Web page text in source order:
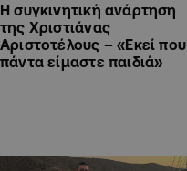
H συγκινητική ανάρτηση
της Χριστιάνας
Αριστοτέλους – «Εκεί που
πάντα είμαστε παιδιά»